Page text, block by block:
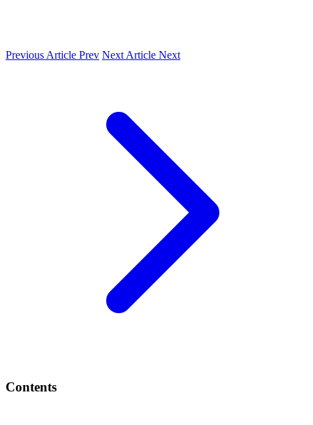
Previous Article Prev Next Article Next
Contents